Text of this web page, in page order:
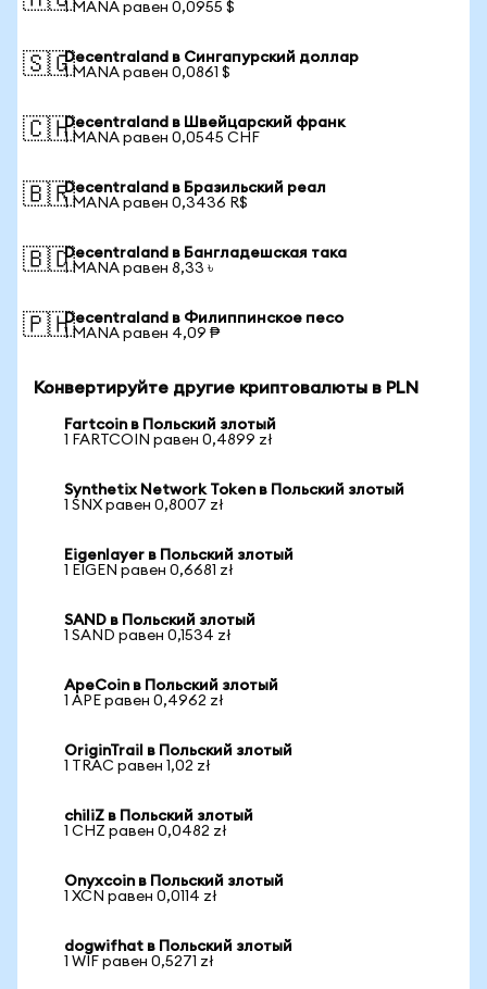
1 MANA равен 0,0955 $
🇸🇬Decentraland в Сингапурский доллар
1 MANA равен 0,0861 $
🇨🇭Decentraland в Швейцарский франк
1 MANA равен 0,0545 CHF
🇧🇷Decentraland в Бразильский реал
1 MANA равен 0,3436 R$
🇧🇩Decentraland в Бангладешская така
1 MANA равен 8,33 ৳
🇵🇭Decentraland в Филиппинское песо
1 MANA равен 4,09 ₱
Конвертируйте другие криптовалюты в PLN
Fartcoin в Польский злотый
1 FARTCOIN равен 0,4899 zł
Synthetix Network Token в Польский злотый
1 SNX равен 0,8007 zł
Eigenlayer в Польский злотый
1 EIGEN равен 0,6681 zł
SAND в Польский злотый
1 SAND равен 0,1534 zł
ApeCoin в Польский злотый
1 APE равен 0,4962 zł
OriginTrail в Польский злотый
1 TRAC равен 1,02 zł
chiliZ в Польский злотый
1 CHZ равен 0,0482 zł
Onyxcoin в Польский злотый
1 XCN равен 0,0114 zł
dogwifhat в Польский злотый
1 WIF равен 0,5271 zł